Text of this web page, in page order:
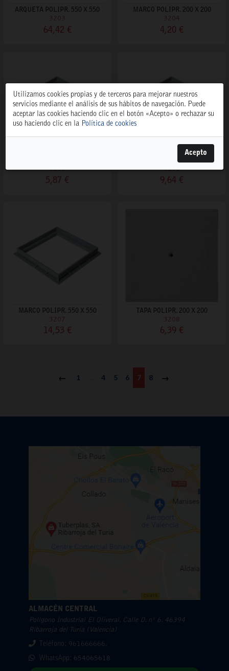
ARQUETA POLIPR. 550 X 550
3203
64,42 €
MARCO POLIPR. 200 X 200
3204
4,20 €
3205
5,87 €
MARCO POLIPR. 400 X 400
3206
9,64 €
MARCO POLIPR. 550 X 550
3207
14,53 €
TAPA POLIPR. 200 X 200
3208
6,39 €
Anterior
1 4 5 6 7 8 Siguiente
ALMACÉN CENTRAL
Polígono Industrial El Oliveral. Calle D. nº 6. 46394
Ribarroja del Turia (Valencia)
Teléfono: 961666666.
WhatsApp: 654065618
Utilizamos cookies propias y de terceros para mejorar nuestros
servicios mediante el análisis de sus hábitos de navegación. Puede
aceptar las cookies haciendo clic en el botón «Acepto» o rechazar su
uso haciendo clic en la Política de cookies
Acepto